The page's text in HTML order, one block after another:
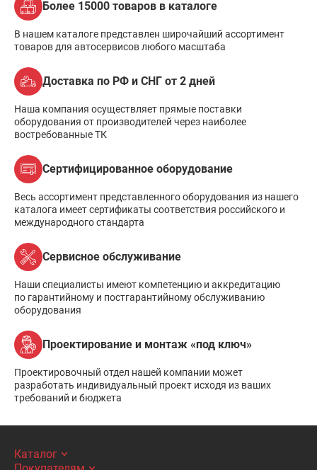
Более 15000 товаров в каталоге
В нашем каталоге представлен широчайший ассортимент
товаров для автосервисов любого масштаба
Доставка по РФ и СНГ от 2 дней
Наша компания осуществляет прямые поставки
оборудования от производителей через наиболее
востребованные ТК
Сертифицированное оборудование
Весь ассортимент представленного оборудования из нашего
каталога имеет сертификаты соответствия российского и
международного стандарта
Сервисное обслуживание
Наши специалисты имеют компетенцию и аккредитацию
по гарантийному и постгарантийному обслуживанию
оборудования
Проектирование и монтаж «под ключ»
Проектировочный отдел нашей компании может
разработать индивидуальный проект исходя из ваших
требований и бюджета
Каталог